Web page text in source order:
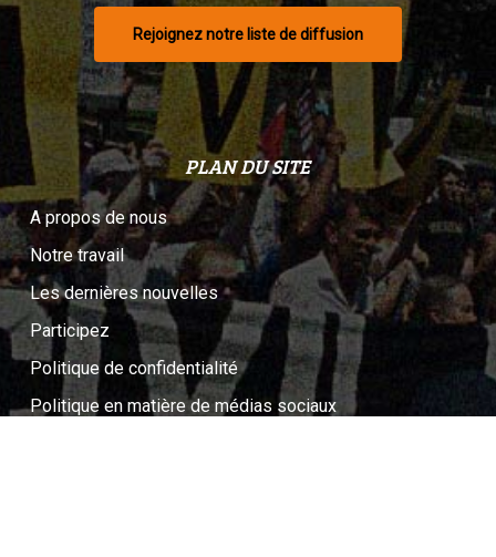
Rejoignez notre liste de diffusion
PLAN DU SITE
A propos de nous
Notre travail
Les dernières nouvelles
Participez
Politique de confidentialité
Politique en matière de médias sociaux